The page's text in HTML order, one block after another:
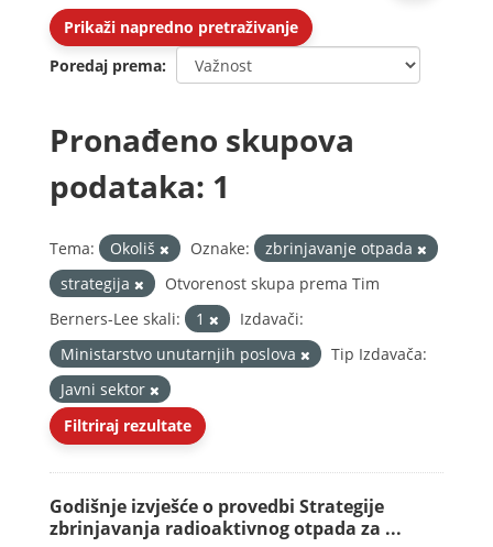
Prikaži napredno pretraživanje
Poredaj prema
Pronađeno skupova
podataka: 1
Tema: Okoliš Oznake:
zbrinjavanje otpada
strategija
Otvorenost skupa prema Tim
Berners-Lee skali:
1
Izdavači:
Ministarstvo unutarnjih poslova
Tip Izdavača:
Javni sektor
Filtriraj rezultate
Godišnje izvješće o provedbi Strategije
zbrinjavanja radioaktivnog otpada za ...